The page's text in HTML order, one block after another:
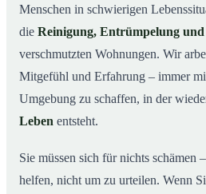
Menschen in schwierigen
die Reinigung, Entrümpelung
verschmutzten Wohnungen. Wir
Mitgefühl und Erfahrung – immer
Umgebung zu schaffen, in der
Leben entsteht.
Sie müssen sich für nichts schämen
helfen, nicht um zu urteilen. Wenn